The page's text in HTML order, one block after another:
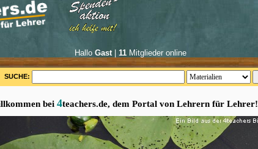
Hallo Gast| 11Mitglieder online
SUCHE:
bei 4teachers.de, dem Portal von Lehrern für Lehrer!